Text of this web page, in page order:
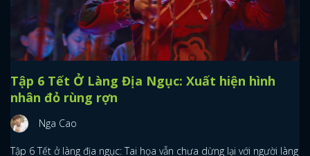
Tập 6 Tết Ở Làng Địa Ngục: Xuất hiện hình
nhân đỏ rùng rợn
Nga Cao
Tập 6 Tết ở làng địa ngục: Tai họa vẫn chưa dừng lại với người làng